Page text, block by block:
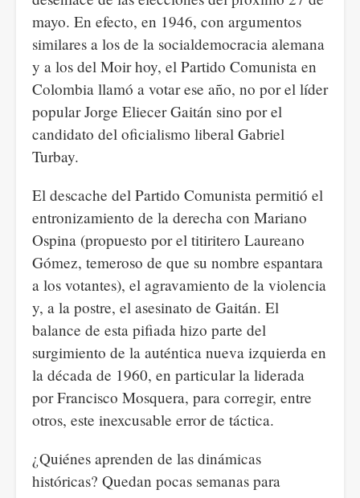
mayo. En efecto, en 1946, con argumentos
similares a los de la socialdemocracia alemana
y a los del Moir hoy, el Partido Comunista en
Colombia llamó a votar ese año, no por el líder
popular Jorge Eliecer Gaitán sino por el
candidato del oficialismo liberal Gabriel
Turbay.
El descache del Partido Comunista permitió el
entronizamiento de la derecha con Mariano
Ospina (propuesto por el titiritero Laureano
Gómez, temeroso de que su nombre espantara
a los votantes), el agravamiento de la violencia
y, a la postre, el asesinato de Gaitán. El
balance de esta pifiada hizo parte del
surgimiento de la auténtica nueva izquierda en
la década de 1960, en particular la liderada
por Francisco Mosquera, para corregir, entre
otros, este inexcusable error de táctica.
¿Quiénes aprenden de las dinámicas
históricas? Quedan pocas semanas para